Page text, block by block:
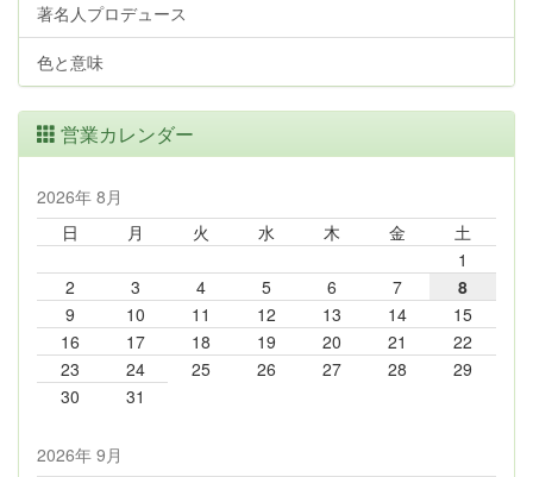
著名人プロデュース
色と意味
営業カレンダー
2026年 8月
日
月 火 水 木 金
土
1
2
3 4 5 6 7
8
9
10 11 12 13 14
15
16
17 18 19 20 21
22
23
24 25 26 27 28
29
30
31
2026年 9月